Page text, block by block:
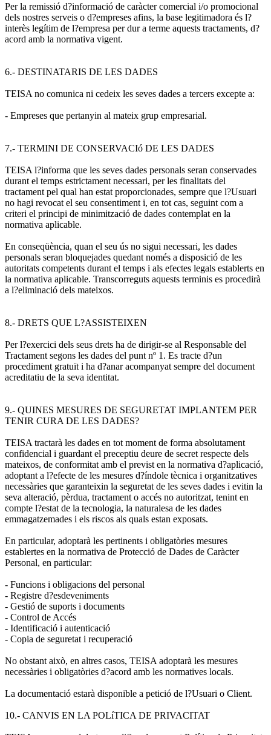
Per la remissió d?informació de caràcter comercial i/o promocional
dels nostres serveis o d?empreses afins, la base legitimadora és l?
interès legítim de l?empresa per dur a terme aquests tractaments, d?
acord amb la normativa vigent.
6.- DESTINATARIS DE LES DADES
TEISA no comunica ni cedeix les seves dades a tercers excepte a:
- Empreses que pertanyin al mateix grup empresarial.
7.- TERMINI DE CONSERVACIó DE LES DADES
TEISA l?informa que les seves dades personals seran conservades
durant el temps estrictament necessari, per les finalitats del
tractament pel qual han estat proporcionades, sempre que l?Usuari
no hagi revocat el seu consentiment i, en tot cas, seguint com a
criteri el principi de minimització de dades contemplat en la
normativa aplicable.
En conseqüència, quan el seu ús no sigui necessari, les dades
personals seran bloquejades quedant només a disposició de les
autoritats competents durant el temps i als efectes legals establerts en
la normativa aplicable. Transcorreguts aquests terminis es procedirà
a l?eliminació dels mateixos.
8.- DRETS QUE L?ASSISTEIXEN
Per l?exercici dels seus drets ha de dirigir-se al Responsable del
Tractament segons les dades del punt nº 1. Es tracte d?un
procediment gratuït i ha d?anar acompanyat sempre del document
acreditatiu de la seva identitat.
9.- QUINES MESURES DE SEGURETAT IMPLANTEM PER
TENIR CURA DE LES DADES?
TEISA tractarà les dades en tot moment de forma absolutament
confidencial i guardant el preceptiu deure de secret respecte dels
mateixos, de conformitat amb el previst en la normativa d?aplicació,
adoptant a l?efecte de les mesures d?índole tècnica i organitzatives
necessàries que garanteixin la seguretat de les seves dades i evitin la
seva alteració, pèrdua, tractament o accés no autoritzat, tenint en
compte l?estat de la tecnologia, la naturalesa de les dades
emmagatzemades i els riscos als quals estan exposats.
En particular, adoptarà les pertinents i obligatòries mesures
establertes en la normativa de Protecció de Dades de Caràcter
Personal, en particular:
- Funcions i obligacions del personal
- Registre d?esdeveniments
- Gestió de suports i documents
- Control de Accés
- Identificació i autenticació
- Copia de seguretat i recuperació
No obstant això, en altres casos, TEISA adoptarà les mesures
necessàries i obligatòries d?acord amb les normatives locals.
La documentació estarà disponible a petició de l?Usuari o Client.
10.- CANVIS EN LA POLíTICA DE PRIVACITAT